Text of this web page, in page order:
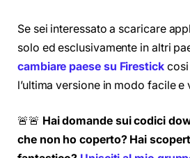
Se sei interessato a scaricare
solo ed esclusivamente in altri
cambiare paese su Firestickcosi
l’ultima versione in modo facile e
🚨🚨 Hai domande sui codici
che non ho coperto? Hai